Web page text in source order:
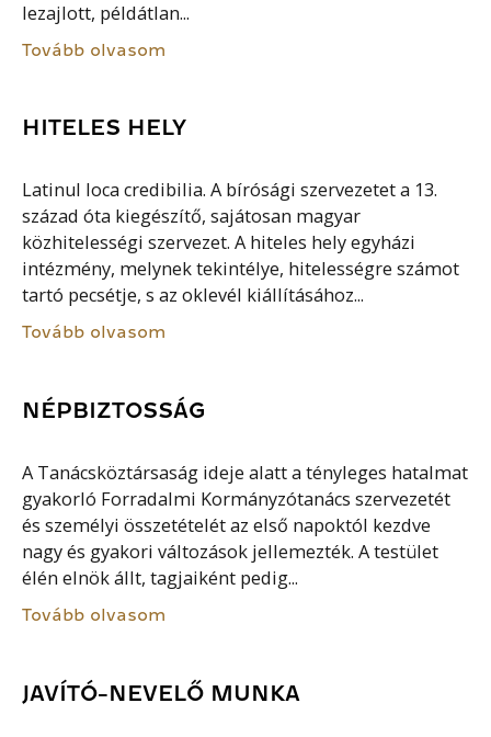
lezajlott, példátlan...
Tovább olvasom
HITELES HELY
Latinul loca credibilia. A bírósági szervezetet a 13.
század óta kiegészítő, sajátosan magyar
közhitelességi szervezet. A hiteles hely egyházi
intézmény, melynek tekintélye, hitelességre számot
tartó pecsétje, s az oklevél kiállításához...
Tovább olvasom
NÉPBIZTOSSÁG
A Tanácsköztársaság ideje alatt a tényleges hatalmat
gyakorló Forradalmi Kormányzótanács szervezetét
és személyi összetételét az első napoktól kezdve
nagy és gyakori változások jellemezték. A testület
élén elnök állt, tagjaiként pedig...
Tovább olvasom
JAVÍTÓ-NEVELŐ MUNKA